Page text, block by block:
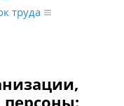
труда
персоны: